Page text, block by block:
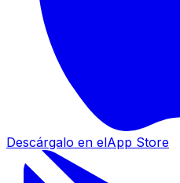
Descárgalo en elApp Store